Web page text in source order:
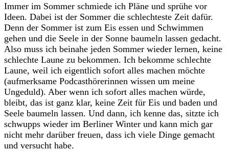
Immer im Sommer schmiede ich Pläne und sprühe vor
Ideen. Dabei ist der Sommer die schlechteste Zeit dafür.
Denn der Sommer ist zum Eis essen und Schwimmen
gehen und die Seele in der Sonne baumeln lassen gedacht.
Also muss ich beinahe jeden Sommer wieder lernen, keine
schlechte Laune zu bekommen. Ich bekomme schlechte
Laune, weil ich eigentlich sofort alles machen möchte
(aufmerksame Podcasthörerinnen wissen um meine
Ungeduld). Aber wenn ich sofort alles machen würde,
bleibt, das ist ganz klar, keine Zeit für Eis und baden und
Seele baumeln lassen. Und dann, ich kenne das, sitzte ich
schwupps wieder im Berliner Winter und kann mich gar
nicht mehr darüber freuen, dass ich viele Dinge gemacht
und versucht habe.